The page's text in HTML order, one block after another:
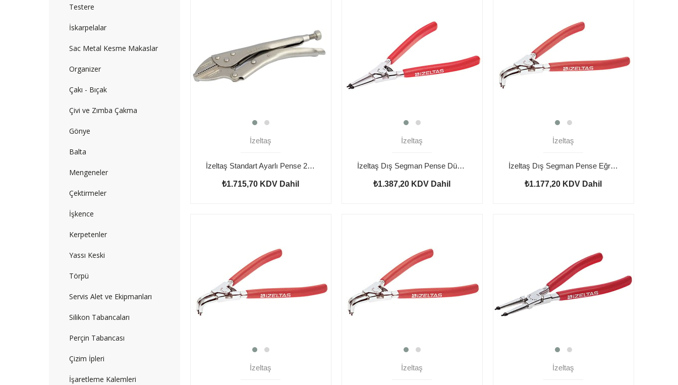
Testere
İskarpelalar
Sac Metal Kesme Makaslar
Organizer
Çakı - Bıçak
Çivi ve Zımba Çakma
Gönye
Balta
Mengeneler
Çektirmeler
İşkence
Kerpetenler
Yassı Keski
Törpü
Servis Alet ve Ekipmanları
Silikon Tabancaları
Perçin Tabancası
Çizim İpleri
İşaretleme Kalemleri
İzeltaş
İzeltaş Standart Ayarlı Pense 250mm
₺1.715,70 KDV Dahil
İzeltaş
İzeltaş Dış Segman Pense Düz 225 mm
₺1.387,20 KDV Dahil
İzeltaş
İzeltaş Dış Segman Pense Eğri 125 mm
₺1.177,20 KDV Dahil
İzeltaş İzeltaş İzeltaş